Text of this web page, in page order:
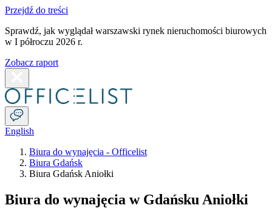
Przejdź do treści
Sprawdź, jak wyglądał warszawski rynek nieruchomości biurowych
w I półroczu 2026 r.
Zobacz raport
English
Biura do wynajęcia - Officelist
Biura Gdańsk
Biura Gdańsk Aniołki
Biura do wynajęcia w Gdańsku Aniołki